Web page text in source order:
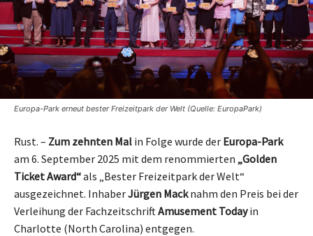
Europa-Park erneut bester Freizeitpark der Welt (Quelle: EuropaPark)
Rust. – Zum zehnten Mal in Folge wurde der Europa-Park
am 6. September 2025 mit dem renommierten „Golden
Ticket Award“als „Bester Freizeitpark der Welt“
ausgezeichnet. InhaberJürgen Macknahm den Preis bei der
Verleihung der Fachzeitschrift Amusement Todayin
Charlotte (North Carolina) entgegen.